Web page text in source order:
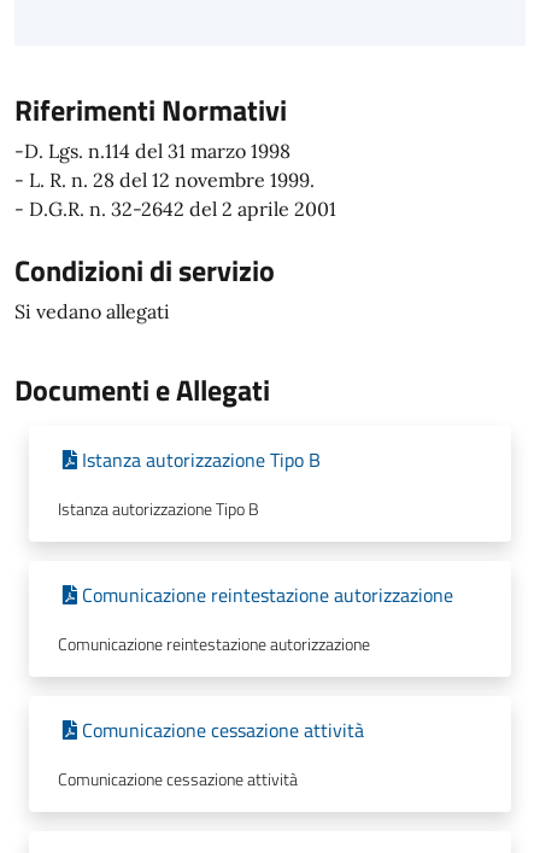
Riferimenti Normativi
-D. Lgs. n.114 del 31 marzo 1998
- L. R. n. 28 del 12 novembre 1999.
- D.G.R. n. 32-2642 del 2 aprile 2001
Condizioni di servizio
Si vedano allegati
Documenti e Allegati
Istanza autorizzazione Tipo B
Istanza autorizzazione Tipo B
Comunicazione reintestazione autorizzazione
Comunicazione reintestazione autorizzazione
Comunicazione cessazione attività
Comunicazione cessazione attività